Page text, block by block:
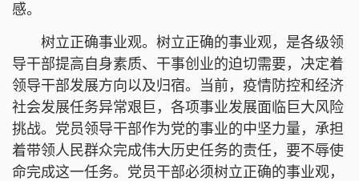
感。
树立正确事业观。树立正确的事业观，是各级领
导干部提高自身素质、干事创业的迫切需要，决定着
领导干部发展方向以及归宿。当前，疫情防控和经济
社会发展任务异常艰巨，各项事业发展面临巨大风险
挑战。党员领导干部作为党的事业的中坚力量，承担
着带领人民群众完成伟大历史任务的责任，要不辱使
命完成这一任务。党员干部必须树立正确的事业观，